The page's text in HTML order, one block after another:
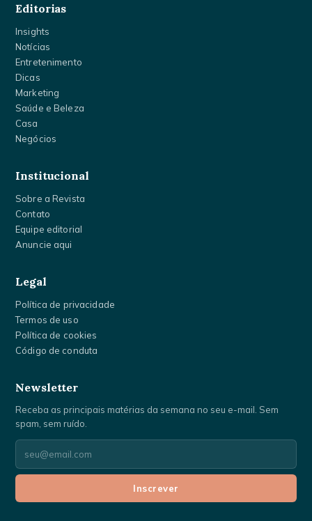
Editorias
Insights
Notícias
Entretenimento
Dicas
Marketing
Saúde e Beleza
Casa
Negócios
Institucional
Sobre a Revista
Contato
Equipe editorial
Anuncie aqui
Legal
Política de privacidade
Termos de uso
Política de cookies
Código de conduta
Newsletter
Receba as principais matérias da semana no seu e-mail. Sem
spam, sem ruído.
Seu
mail
Inscrever